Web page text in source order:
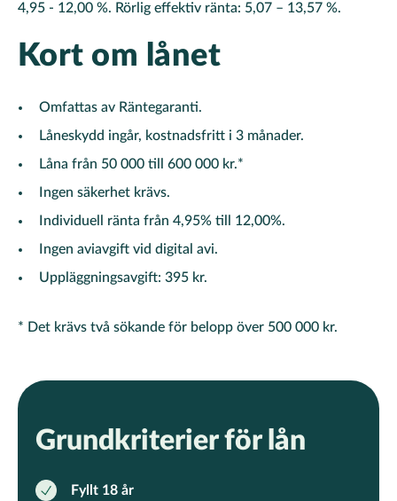
4,95 - 12,00 %. Rörlig effektiv ränta: 5,07 – 13,57 %.
Kort om lånet
Omfattas av Räntegaranti.
Låneskydd ingår, kostnadsfritt i 3 månader.
Låna från 50 000 till 600 000 kr.*
Ingen säkerhet krävs.
Individuell ränta från 4,95% till 12,00%.
Ingen aviavgift vid digital avi.
Uppläggningsavgift: 395 kr.
* Det krävs två sökande för belopp över 500 000 kr.
Grundkriterier för lån
Fyllt 18 år